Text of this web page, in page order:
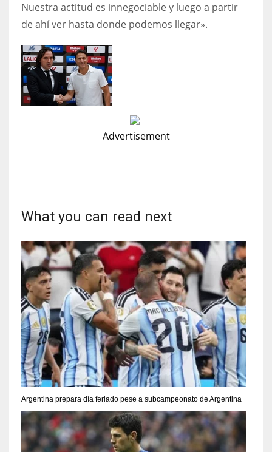
Nuestra actitud es innegociable y luego a partir
de ahí ver hasta donde podemos llegar».
Advertisement
What you can read next
Argentina prepara día feriado pese a subcampeonato de Argentina